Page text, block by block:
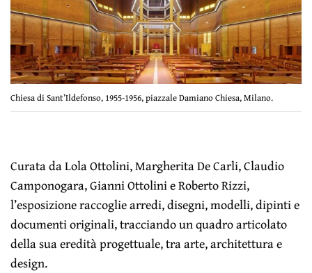
Chiesa di Sant’Ildefonso, 1955-1956, piazzale Damiano Chiesa, Milano.
Curata da Lola Ottolini, Margherita De Carli, Claudio
Camponogara, Gianni Ottolini e Roberto Rizzi,
l’esposizione raccoglie arredi, disegni, modelli, dipinti e
documenti originali, tracciando un quadro articolato
della sua eredità progettuale, tra arte, architettura e
design.